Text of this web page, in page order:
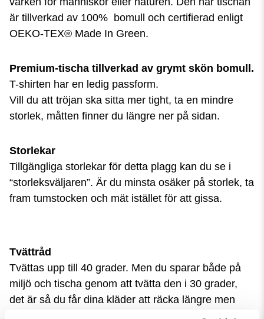
är tillverkad av 100% bomull och certifierad enligt
OEKO-TEX® Made In Green.
Premium-tischa tillverkad av grymt skön bomull.
T-shirten har en ledig passform.
Vill du att tröjan ska sitta mer tight, ta en mindre
storlek, måtten finner du längre ner på sidan.
Storlekar
Tillgängliga storlekar för detta plagg kan du se i
“storleksväljaren”. Är du minsta osäker på storlek, ta
fram tumstocken och mät istället för att gissa.
Tvättråd
Tvättas upp till 40 grader. Men du sparar både på
miljö och tischa genom att tvätta den i 30 grader,
det är så du får dina kläder att räcka längre men